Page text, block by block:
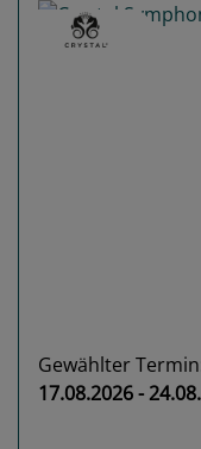
Gewählter
17.08.2026 -